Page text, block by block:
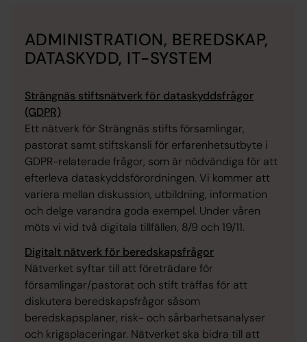
ADMINISTRATION, BEREDSKAP,
DATASKYDD, IT-SYSTEM
Strängnäs stiftsnätverk för dataskyddsfrågor
(GDPR)
Ett nätverk för Strängnäs stifts församlingar,
pastorat samt stiftskansli för erfarenhetsutbyte i
GDPR-relaterade frågor, som är nödvändiga för att
efterleva dataskyddsförordningen. Vi kommer att
variera mellan diskussion, utbildning, information
och delge varandra goda exempel. Under våren
möts vi vid två digitala tillfällen, 8/9 och 19/11.
Digitalt nätverk för beredskapsfrågor
Nätverket syftar till att företrädare för
församlingar/pastorat och stift träffas för att
diskutera beredskapsfrågor såsom
beredskapsplaner, risk- och sårbarhetsanalyser
och krigsplaceringar. Nätverket ska bidra till att